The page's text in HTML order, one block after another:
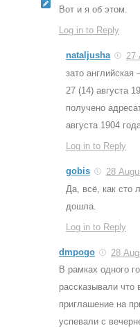
Вот и я об этом.
Log in to Reply
nataljusha
27
зато английская
27 (14) августа
получено
августа 1904
Log in to Reply
gobis
28
Да, всё, как сто
дошла.
Log in to Reply
dmpogo
28
В рамках одного
рассказывали что
приглашение на
успевали с